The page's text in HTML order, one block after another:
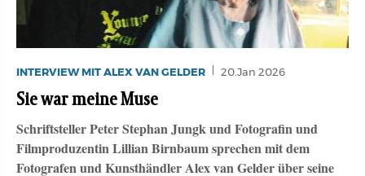
INTERVIEW MIT ALEX VAN GELDER 20.Jan 2026
Sie war meine Muse
Schriftsteller Peter Stephan Jungk und Fotografin und
Filmproduzentin Lillian Birnbaum sprechen mit dem
Fotografen und Kunsthändler Alex van Gelder über seine